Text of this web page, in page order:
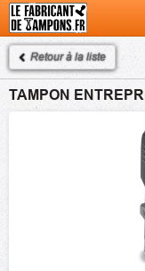
Retour à la liste
TAMPON